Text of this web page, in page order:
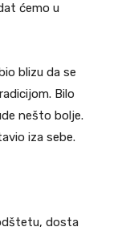
ćemo u
blizu da se
Bilo
nešto bolje.
iza sebe.
dosta